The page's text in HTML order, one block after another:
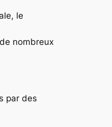
le
nombreux
par des